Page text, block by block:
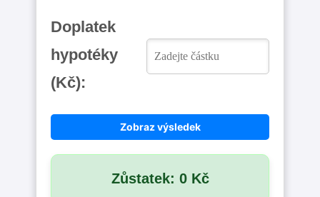
Doplatek
hypotéky
(Kč):
Zobraz výsledek
Zůstatek: 0 Kč